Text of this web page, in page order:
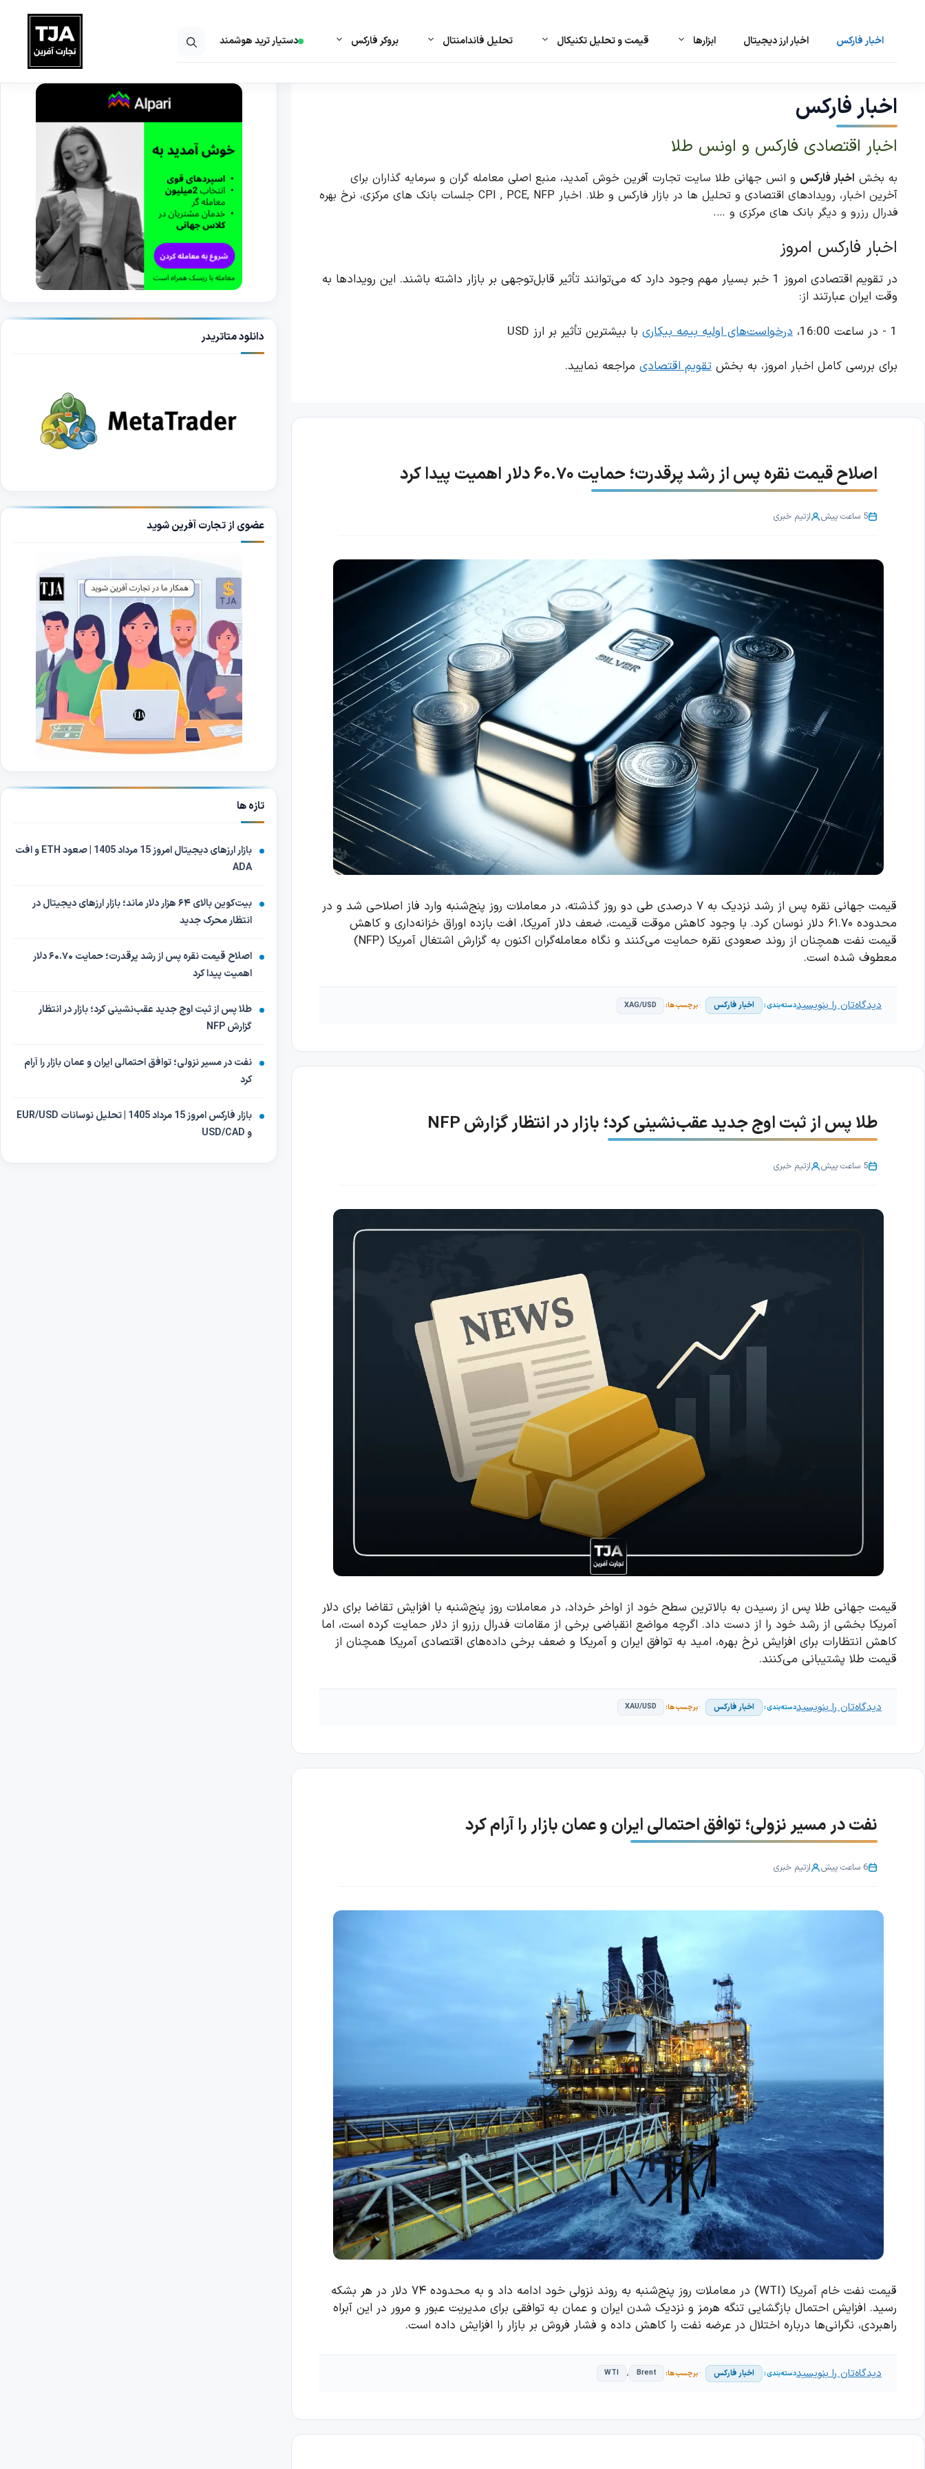
اخبار فارکس اخبار ارز دیجیتال ابزارها قیمت و تحلیل تکنیکال تحلیل فاندامنتال بروکر فارکس دستیار ترید هوشمند
اخبار فارکس
اخبار اقتصادی فارکس و اونس طلا
به بخش اخبار فارکس و انس جهانی طلا سایت تجارت آفرین خوش آمدید، منبع اصلی معامله گران و سرمایه گذاران برای
آخرین اخبار، رویدادهای اقتصادی و تحلیل ها در بازار فارکس و طلا. اخبار CPI , PCE, NFP جلسات بانک های مرکزی، نرخ بهره
فدرال رزرو و دیگر بانک های مرکزی و ….
اخبار فارکس امروز
در تقویم اقتصادی امروز 1 خبر بسیار مهم وجود دارد که می‌توانند تأثیر قابل‌توجهی بر بازار داشته باشند. این رویدادها به
وقت ایران عبارتند از:
1 - در ساعت 16:00،
درخواست‌های اولیه بیمه بیکاری با بیشترین تأثیر بر ارز USD
برای بررسی کامل اخبار امروز، به بخش تقویم اقتصادی مراجعه نمایید.
اصلاح قیمت نقره پس از رشد پرقدرت؛ حمایت ۶۰.۷۰ دلار اهمیت پیدا کرد
5 ساعت پیش ازتیم خبری
قیمت جهانی نقره پس از رشد نزدیک به ۷ درصدی طی دو روز گذشته، در معاملات روز پنج‌شنبه وارد فاز اصلاحی شد و در
محدوده ۶۱.۷۰ دلار نوسان کرد. با وجود کاهش موقت قیمت، ضعف دلار آمریکا، افت بازده اوراق خزانه‌داری و کاهش
قیمت نفت همچنان از روند صعودی نقره حمایت می‌کنند و نگاه معامله‌گران اکنون به گزارش اشتغال آمریکا (NFP)
معطوف شده است.
اخبار فارکس XAG/USD دیدگاه‌تان را بنویسید
طلا پس از ثبت اوج جدید عقب‌نشینی کرد؛ بازار در انتظار گزارش NFP
5 ساعت پیش ازتیم خبری
قیمت جهانی طلا پس از رسیدن به بالاترین سطح خود از اواخر خرداد، در معاملات روز پنج‌شنبه با افزایش تقاضا برای دلار
آمریکا بخشی از رشد خود را از دست داد. اگرچه مواضع انقباضی برخی از مقامات فدرال رزرو از دلار حمایت کرده است، اما
کاهش انتظارات برای افزایش نرخ بهره، امید به توافق ایران و آمریکا و ضعف برخی داده‌های اقتصادی آمریکا همچنان از
قیمت طلا پشتیبانی می‌کنند.
اخبار فارکس XAU/USD دیدگاه‌تان را بنویسید
نفت در مسیر نزولی؛ توافق احتمالی ایران و عمان بازار را آرام کرد
6 ساعت پیش ازتیم خبری
قیمت نفت خام آمریکا (WTI) در معاملات روز پنج‌شنبه به روند نزولی خود ادامه داد و به محدوده ۷۴ دلار در هر بشکه
رسید. افزایش احتمال بازگشایی تنگه هرمز و نزدیک شدن ایران و عمان به توافقی برای مدیریت عبور و مرور در این آبراه
راهبردی، نگرانی‌ها درباره اختلال در عرضه نفت را کاهش داده و فشار فروش بر بازار را افزایش داده است.
اخبار فارکس Brent ، WTI دیدگاه‌تان را بنویسید
دانلود متاتریدر
عضوی از تجارت آفرین شوید
تازه ها
بازار ارزهای دیجیتال امروز 15 مرداد 1405 | صعود ETH و افت
ADA
بیت‌کوین بالای ۶۴ هزار دلار ماند؛ بازار ارزهای دیجیتال در
انتظار محرک جدید
اصلاح قیمت نقره پس از رشد پرقدرت؛ حمایت ۶۰.۷۰ دلار
اهمیت پیدا کرد
طلا پس از ثبت اوج جدید عقب‌نشینی کرد؛ بازار در انتظار
گزارش NFP
نفت در مسیر نزولی؛ توافق احتمالی ایران و عمان بازار را آرام
کرد
بازار فارکس امروز 15 مرداد 1405 | تحلیل نوسانات EUR/USD
و USD/CAD